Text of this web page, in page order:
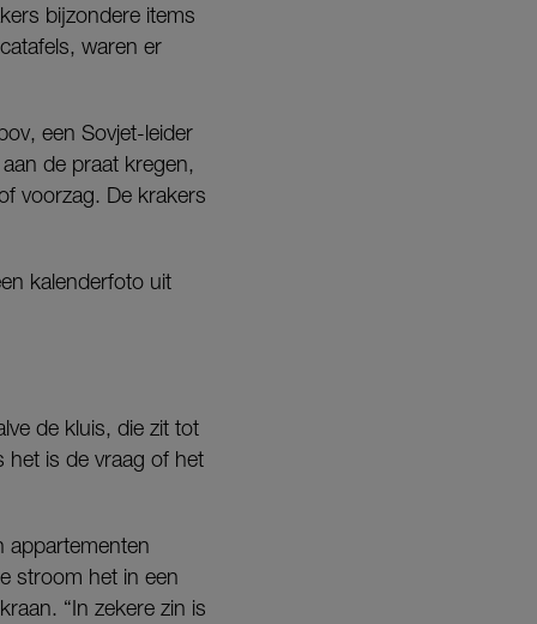
bijzondere items
waren er
een Sovjet-leider
de praat kregen,
voorzag. De krakers
kalenderfoto uit
de kluis, die zit tot
het is de vraag of het
appartementen
stroom het in een
“In zekere zin is